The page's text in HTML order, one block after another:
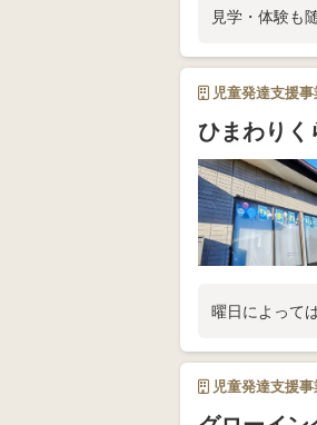
見学・体験も
児童発達支援
ひまわり
曜日によって
児童発達支援